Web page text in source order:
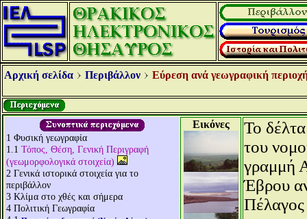
Αρχική σελίδα Περιβάλλον Εύρεση ανά γεωγραφική
1 Φυσική γεωγραφία
1.1 Τόπος, Θέση, Γενική Περιγραφή
(γεωμορφολογικά στοιχεία)
2 Γενικά ιστορικά στοιχεία για το
περιβάλλον
3 Κλίμα στο χθές και σήμερα
4 Πολιτική Γεωγραφία
Εικόνες
Το
του
γραμμή
Έβρου
Πέλαγος